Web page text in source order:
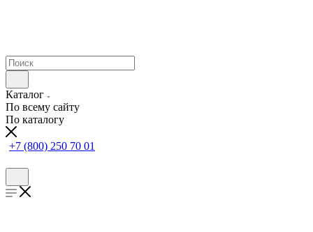
Каталог
По всему сайту
По каталогу
+7 (800) 250 70 01